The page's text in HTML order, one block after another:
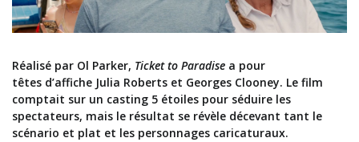
Réalisé par Ol Parker, Ticket to Paradise a pour
têtes d’affiche Julia Roberts et Georges Clooney. Le film
comptait sur un casting 5 étoiles pour séduire les
spectateurs, mais le résultat se révèle décevant tant le
scénario et plat et les personnages caricaturaux.